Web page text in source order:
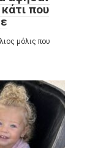
που
μόλις που